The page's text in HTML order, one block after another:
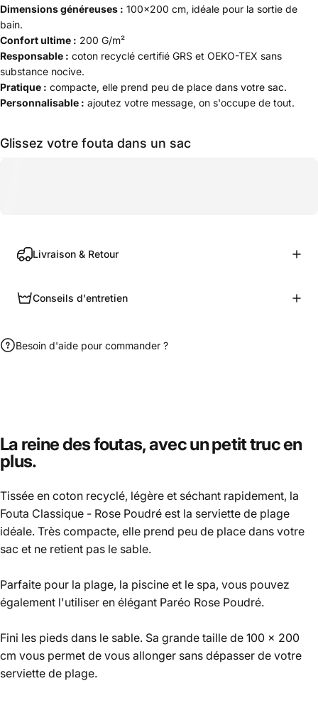
Dimensions généreuses : 100x200 cm, idéale pour la sortie de
bain.
Confort ultime : 200 G/m²
Responsable : coton recyclé certifié GRS et OEKO-TEX sans
substance nocive.
Pratique : compacte, elle prend peu de place dans votre sac.
Personnalisable : ajoutez votre message, on s'occupe de tout.
Glissez votre fouta dans un sac
Livraison & Retour
Conseils d'entretien
Besoin d'aide pour commander ?
La reine des foutas, avec un petit truc en
plus.
Tissée en coton recyclé, légère et séchant rapidement, la
Fouta Classique - Rose Poudré est la serviette de plage
idéale. Très compacte, elle prend peu de place dans votre
sac et ne retient pas le sable.
Parfaite pour la plage, la piscine et le spa, vous pouvez
également l'utiliser en élégant Paréo Rose Poudré.
Fini les pieds dans le sable. Sa grande taille de 100 x 200
cm vous permet de vous allonger sans dépasser de votre
serviette de plage.